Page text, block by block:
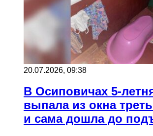
20.07.2026, 09:38
В Осиповичах 5-
выпала из окна
и сама дошла до